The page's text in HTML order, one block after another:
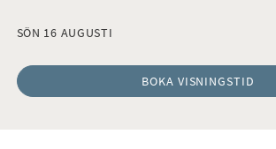
SÖN 16 AUGUSTI
BOKA VISNINGSTID